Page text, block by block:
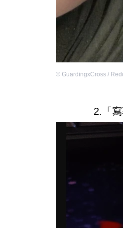
© GuardingxCross /
2.「